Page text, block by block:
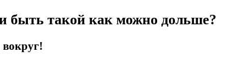
быть такой как можно дольше?